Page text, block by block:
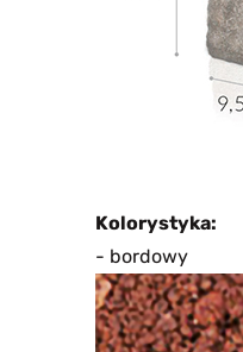
Kolorystyka:
- bordowy